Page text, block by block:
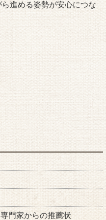
進める姿勢が安心につな
門家からの推薦状